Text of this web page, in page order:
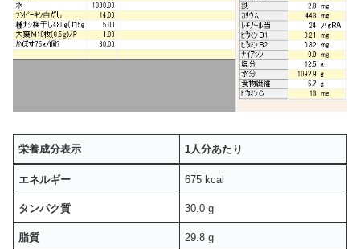
栄養成分表示 1人分あたり
エネルギー 675 kcal
タンパク質 30.0 g
脂質 29.8 g